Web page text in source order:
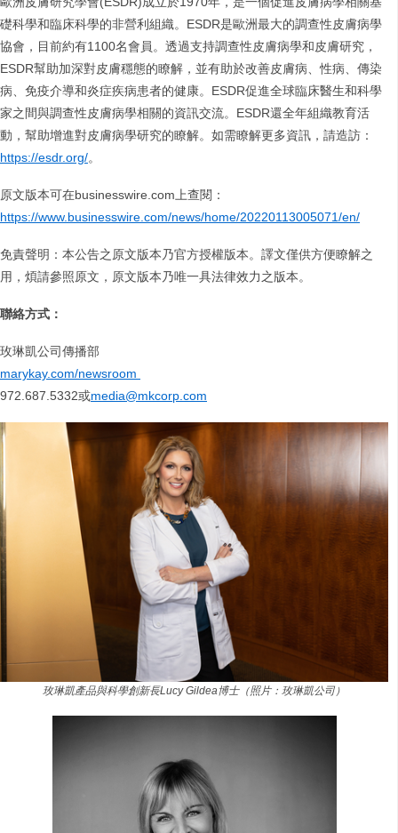
礎科學和臨床科學的非營利組織。ESDR是歐洲最大的調查性皮膚病學
協會，目前約有1100名會員。透過支持調查性皮膚病學和皮膚研究，
ESDR幫助加深對皮膚穩態的瞭解，並有助於改善皮膚病、性病、傳染
病、免疫介導和炎症疾病患者的健康。ESDR促進全球臨床醫生和科學
家之間與調查性皮膚病學相關的資訊交流。ESDR還全年組織教育活
動，幫助增進對皮膚病學研究的瞭解。如需瞭解更多資訊，請造訪：
https://esdr.org/。
原文版本可在businesswire.com上查閱：
https://www.businesswire.com/news/home/20220113005071/en/
免責聲明：本公告之原文版本乃官方授權版本。譯文僅供方便瞭解之
用，煩請參照原文，原文版本乃唯一具法律效力之版本。
聯絡方式：
玫琳凱公司傳播部
marykay.com/newsroom
972.687.5332或media@mkcorp.com
玫琳凱產品與科學創新長Lucy Gildea博士（照片：玫琳凱公司）